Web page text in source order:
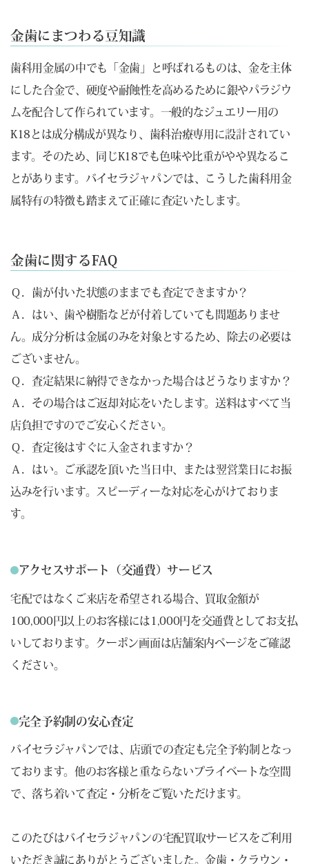
金歯にまつわる豆知識
歯科用金属の中でも「金歯」と呼ばれるものは、金を主体
にした合金で、硬度や耐蝕性を高めるために銀やパラジウ
ムを配合して作られています。一般的なジュエリー用の
K18とは成分構成が異なり、歯科治療専用に設計されてい
ます。そのため、同じK18でも色味や比重がやや異なるこ
とがあります。バイセラジャパンでは、こうした歯科用金
属特有の特徴も踏まえて正確に査定いたします。
金歯に関するFAQ
Ｑ．歯が付いた状態のままでも査定できますか？
Ａ．はい、歯や樹脂などが付着していても問題ありませ
ん。成分分析は金属のみを対象とするため、除去の必要は
ございません。
Ｑ．査定結果に納得できなかった場合はどうなりますか？
Ａ．その場合はご返却対応をいたします。送料はすべて当
店負担ですのでご安心ください。
Ｑ．査定後はすぐに入金されますか？
Ａ．はい。ご承認を頂いた当日中、または翌営業日にお振
込みを行います。スピーディーな対応を心がけておりま
す。
アクセスサポート（交通費）サービス
宅配ではなくご来店を希望される場合、買取金額が
100,000円以上のお客様には1,000円を交通費としてお支払
いしております。クーポン画面は店舗案内ページをご確認
ください。
完全予約制の安心査定
バイセラジャパンでは、店頭での査定も完全予約制となっ
ております。他のお客様と重ならないプライベートな空間
で、落ち着いて査定・分析をご覧いただけます。
このたびはバイセラジャパンの宅配買取サービスをご利用
いただき誠にありがとうございました。金歯・クラウン・